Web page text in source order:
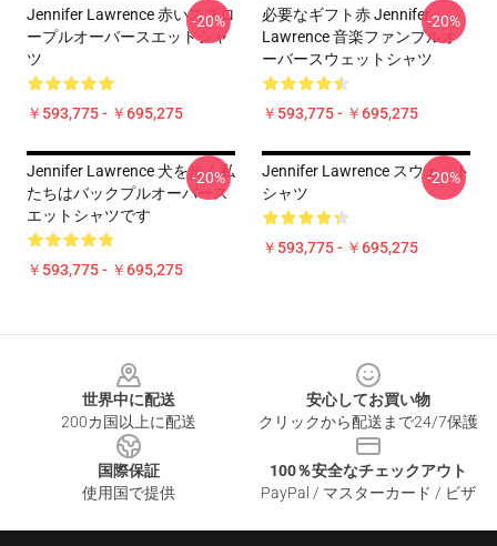
Jennifer Lawrence 赤いスズロ
ープルオーバースエットシャ
ツ
￥593,775 - ￥695,275
-20%
必要なギフト赤 Jennifer
Lawrence 音楽ファンプルオ
ーバースウェットシャツ
￥593,775 - ￥695,275
-20%
Jennifer Lawrence 犬を歩く私
たちはバックプルオーバース
エットシャツです
￥593,775 - ￥695,275
-20%
Jennifer Lawrence スウェット
シャツ
￥593,775 - ￥695,275
-20%
世界中に配送
200カ国以上に配送
安心してお買い物
クリックから配送まで24/7保護
国際保証
使用国で提供
100％安全なチェックアウト
PayPal / マスターカード / ビザ